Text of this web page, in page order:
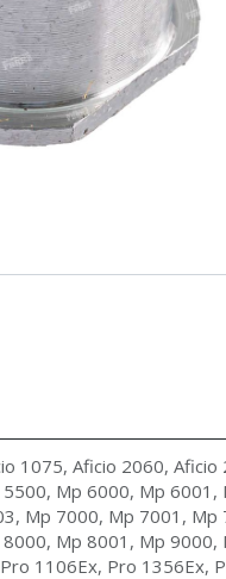
1075, Aficio 2060, Aficio
5500, Mp 6000, Mp 6001 ,
, Mp 7000, Mp 7001 , Mp
8000, Mp 8001 , Mp 9000,
Pro 1106Ex, Pro 1356Ex,